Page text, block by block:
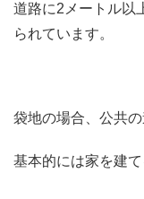
道路に2メートル以
られています。
袋地の場合、公共
基本的には家を建て